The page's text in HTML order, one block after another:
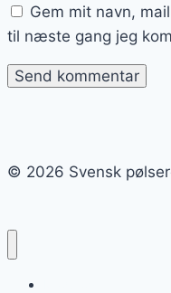
Gem mit navn,
til næste gang jeg
© 2026 Svensk